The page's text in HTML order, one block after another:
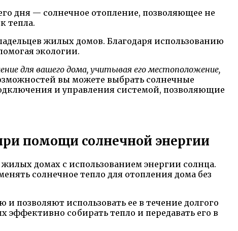
дня — солнечное отопление, позволяющее не
тепла.
жилых домов. Благодаря использованию
экологии.
для вашего дома, учитывая его местоположение,
вы можете выбрать солнечные
и управления системой, позволяющие
помощи солнечной энергии
домах с использованием энергии солнца.
солнечное тепло для отопления дома без
позволяют использовать ее в течение долгого
собирать тепло и передавать его в